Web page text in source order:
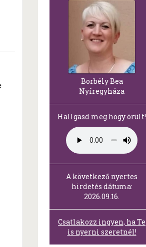
Borbély Bea
Nyíregyháza
Hallgasd meg hogy örült!
A következő nyertes
hirdetés dátuma:
2026.09.16.
Csatlakozz ingyen, ha Te
is nyerni szeretnél!